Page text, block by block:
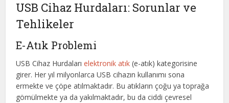
USB Cihaz Hurdaları: Sorunlar ve
Tehlikeler
E-Atık Problemi
USB Cihaz Hurdalarıelektronik atık (e-atık) kategorisine
girer. Her yıl milyonlarca USB cihazın kullanımı sona
ermekte ve çöpe atılmaktadır. Bu atıkların çoğu ya toprağa
gömülmekte ya da yakılmaktadır, bu da ciddi çevresel